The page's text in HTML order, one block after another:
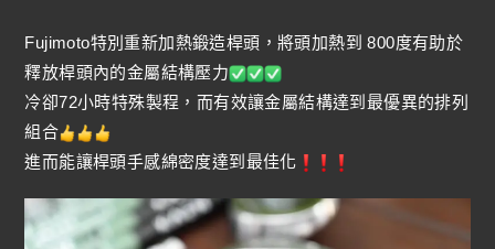
Fujimoto特別重新加熱鍛造桿頭，將頭加熱到 800度有助於
釋放桿頭內的金屬結構壓力
冷卻72小時特殊製程，而有效讓金屬結構達到最優異的排列
組合
進而能讓桿頭手感綿密度達到最佳化